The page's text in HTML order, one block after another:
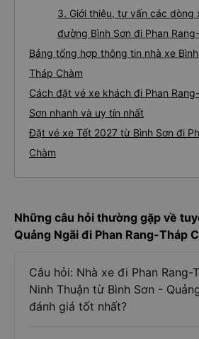
3. Giới thiệu, tư vấn các dòng
đường Bình Sơn đi Phan
Bảng tổng hợp thông tin nhà xe
Tháp Chàm
Cách đặt vé xe khách đi Phan
Sơn nhanh và uy tín nhất
Đặt vé xe Tết 2027 từ Bình Sơn đi
Chàm
Những câu hỏi thường gặp về
Quảng Ngãi đi Phan Rang-Tháp
Câu hỏi: Nhà xe đi Phan Rang-
Ninh Thuận từ Bình Sơn -
đánh giá tốt nhất?